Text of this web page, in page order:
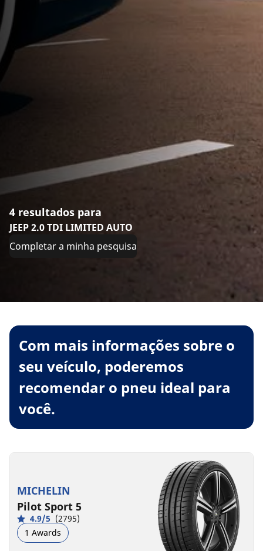
4 resultados para
JEEP 2.0 TDI LIMITED AUTO
Completar a minha pesquisa
Com mais informações sobre o
seu veículo, poderemos
recomendar o pneu ideal para
você.
MICHELIN
Pilot Sport 5
4.9/5 (2795)
1 Awards